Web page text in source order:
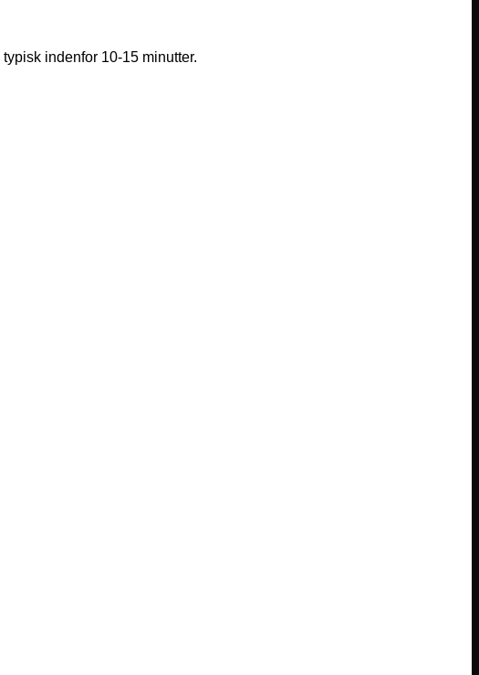
indenfor 10-15 minutter.